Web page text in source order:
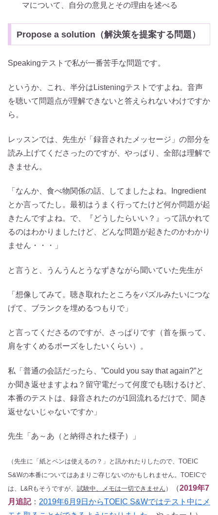
マについて、自分の意見とその理由を述べる
Propose a solution（解決策を提案する問題）
Speakingテストで私が一番苦手な問題です。
というか、これ、半分はListeningテストですよね。音声
を聴いて問題点が理解できないと答えられないわけですか
ら。
レッスンでは、先生が「録音されたメッセージ」の部分を
読み上げてくださったのですが、やっぱり、全部は理解で
きません。
「なんか、食べ物関係の話、してましたよね。Ingredient
とか言ってたし。最初はうまく行ってたけど何か問題が起
きたんですよね。で、『どうしたらいい？』って訊かれて
るのはわかりましたけど、どんな問題が起きたのかわかり
ません・・・」
と言うと、うんうんとうなずきながら聞いていた先生が
「想像してみて。聴き取れたところをパズルみたいにつな
げて、ブランクを埋めるつもりで」
と言ってくださるのですが、さっぱりです（首を振って、
肩をすくめるポーズをしたいくらい）。
私「普通の会話だったら、”Could you say that again?”と
か聞き返せますよね？留守電だって何度でも聴けるけど、
本番のテストは、録音されたのが1回流れるだけで、聞き
返せないじゃないですか」
先生「あ～あ（と納得された様子）」
（先生に「紙とペンは使えるの？」と訊かれたりしたので、TOEIC
S&Wの本番についてはあまりご存じないのかもしれません。TOEICで
は、L&Rもそうですが、 試験中、メモは一切できません ） （2019年7
月追記： 2019年6月9日からTOEIC S&Wではテスト中にメ